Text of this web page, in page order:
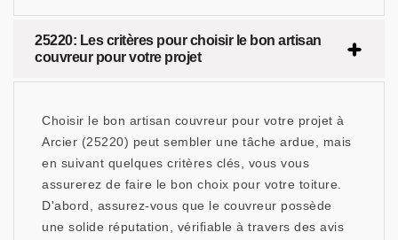
25220: Les critères pour choisir le bon artisan
couvreur pour votre projet
Choisir le bon artisan couvreur pour votre projet à
Arcier (25220) peut sembler une tâche ardue, mais
en suivant quelques critères clés, vous vous
assurerez de faire le bon choix pour votre toiture.
D'abord, assurez-vous que le couvreur possède
une solide réputation, vérifiable à travers des avis